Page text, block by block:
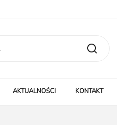
AKTUALNOŚCI KONTAKT